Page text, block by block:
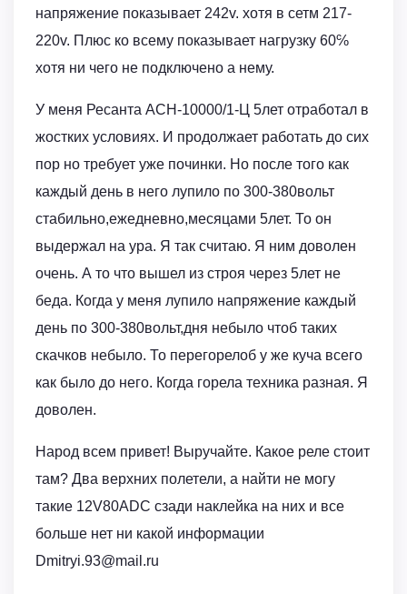
напряжение показывает 242v. хотя в сетм 217-
220v. Плюс ко всему показывает нагрузку 60℅
хотя ни чего не подключено а нему.
У меня Ресанта ACH-10000/1-Ц 5лет отработал в
жостких условиях. И продолжает работать до сих
пор но требует уже починки. Но после того как
каждый день в него лупило по 300-380вольт
стабильно,ежедневно,месяцами 5лет. То он
выдержал на ура. Я так считаю. Я ним доволен
очень. А то что вышел из строя через 5лет не
беда. Когда у меня лупило напряжение каждый
день по 300-380вольт,дня небыло чтоб таких
скачков небыло. То перегорелоб у же куча всего
как было до него. Когда горела техника разная. Я
доволен.
Народ всем привет! Выручайте. Какое реле стоит
там? Два верхних полетели, а найти не могу
такие 12V80ADC сзади наклейка на них и все
больше нет ни какой информации
Dmitryi.93@mail.ru